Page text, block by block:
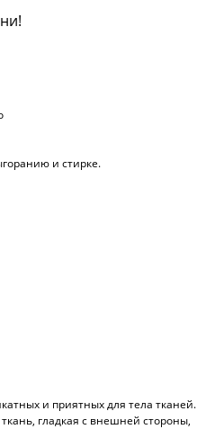
и стирке.
и приятных для тела тканей.
гладкая с внешней стороны,